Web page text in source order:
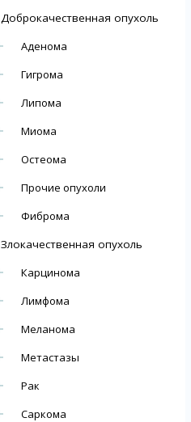
Доброкачественная опухоль
Аденома
Гигрома
Липома
Миома
Остеома
Прочие опухоли
Фиброма
Злокачественная опухоль
Карцинома
Лимфома
Меланома
Метастазы
Рак
Саркома